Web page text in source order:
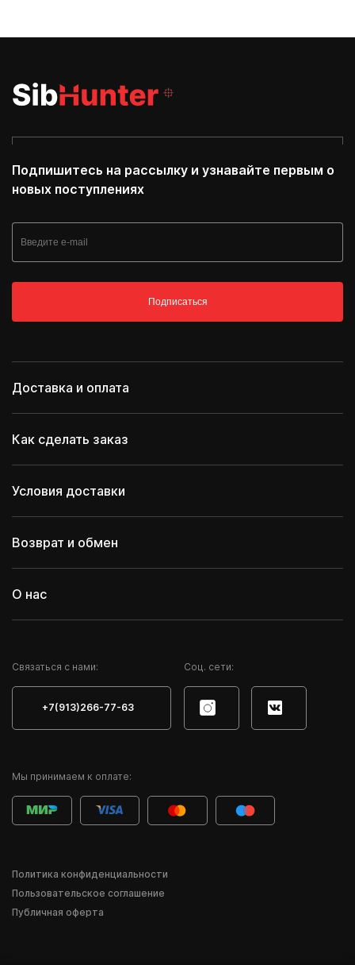
Подпишитесь на рассылку и узнавайте первым о
новых поступлениях
Подписаться
Доставка и оплата
Как сделать заказ
Условия доставки
Возврат и обмен
О нас
Мы принимаем к оплате:
Cвязаться с нами:
+7(913)266-77-63
Соц. сети:
Политика конфиденциальности
Пользовательское соглашение
Публичная оферта